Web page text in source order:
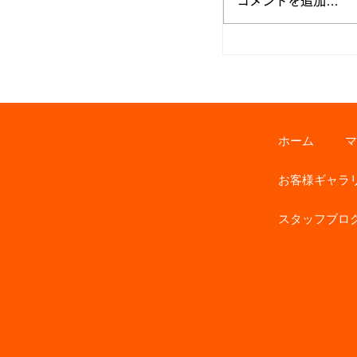
ホーム
お客様ギャラ
スタッフブロ